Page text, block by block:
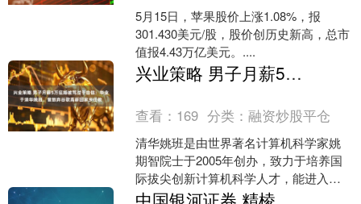
5月15日，苹果股价上涨1.08%，报
301.430美元/股，股价创历史新高，总市
值报4.43万亿美元。....
兴业策略 男子月薪5万征婚被骂过于自信：毕业于清华姚班，曾放弃谷歌高薪回家乡任教
查看： 169 分类：融资炒股平仓
清华姚班是由世界著名计算机科学家姚
期智院士于2005年创办，致力于培养国
际拔尖创新计算机科学人才，能进入姚
班的同学一般都是天之骄子。但最近一